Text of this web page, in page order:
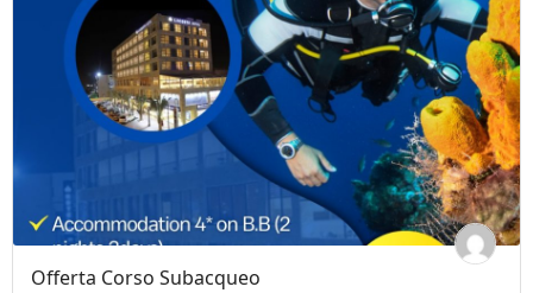
Offerta Corso Subacqueo